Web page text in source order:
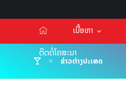
ເນື້ອຫາ
ຕິດຕໍ່ໂຄສະນາ
ຂ່າວຕ່າງປະເທດ